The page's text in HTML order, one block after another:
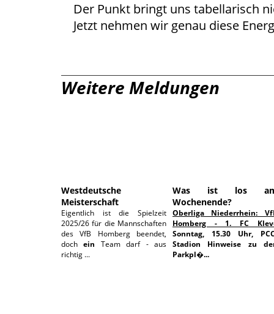
Der Punkt bringt uns tabellarisch
Jetzt nehmen wir genau diese
Weitere Meldungen
Westdeutsche
Meisterschaft
Eigentlich ist die Spielzeit
2025/26 für die Mannschaften
des VfB Homberg beendet,
dochein Team darf - aus
richtig ...
Was ist los
Wochenende?
Oberliga Niederrhein:
Homberg - 1. FC
Sonntag, 15.30 Uhr,
Stadion
Hinweise zu
Parkpl�...